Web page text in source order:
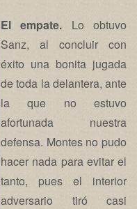
El empate. Lo obtuvo
Sanz, al concluir con
éxito una bonita jugada
de toda la delantera, ante
la que no estuvo
afortunada nuestra
defensa. Montes no pudo
hacer nada para evitar el
tanto, pues el interior
adversario tiró casi